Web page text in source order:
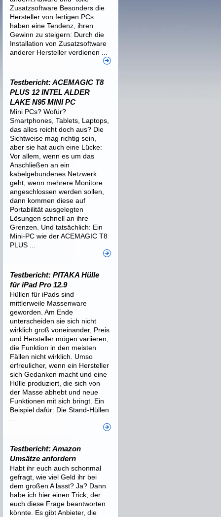
Zusatzsoftware Besonders die
Hersteller von fertigen PCs
haben eine Tendenz, ihren
Gewinn zu steigern: Durch die
Installation von Zusatzsoftware
anderer Hersteller verdienen ...
Testbericht: ACEMAGIC T8
PLUS 12 INTEL ALDER
LAKE N95 MINI PC
Mini PCs? Wofür?
Smartphones, Tablets, Laptops,
das alles reicht doch aus? Die
Sichtweise mag richtig sein,
aber sie hat auch eine Lücke:
Vor allem, wenn es um das
Anschließen an ein
kabelgebundenes Netzwerk
geht, wenn mehrere Monitore
angeschlossen werden sollen,
dann kommen diese auf
Portabilität ausgelegten
Lösungen schnell an ihre
Grenzen. Und tatsächlich: Ein
Mini-PC wie der ACEMAGIC T8
PLUS ...
Testbericht: PITAKA Hülle
für iPad Pro 12.9
Hüllen für iPads sind
mittlerweile Massenware
geworden. Am Ende
unterscheiden sie sich nicht
wirklich groß voneinander, Preis
und Hersteller mögen variieren,
die Funktion in den meisten
Fällen nicht wirklich. Umso
erfreulicher, wenn ein Hersteller
sich Gedanken macht und eine
Hülle produziert, die sich von
der Masse abhebt und neue
Funktionen mit sich bringt. Ein
Beispiel dafür: Die Stand-Hüllen
Testbericht: Amazon
Umsätze anfordern
Habt ihr euch auch schonmal
gefragt, wie viel Geld ihr bei
dem großen A lasst? Ja? Dann
habe ich hier einen Trick, der
euch diese Frage beantworten
könnte. Es gibt Anbieter, die